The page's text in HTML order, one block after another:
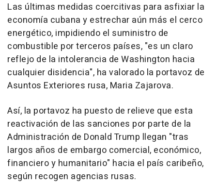
Las últimas medidas coercitivas para asfixiar la
economía cubana y estrechar aún más el cerco
energético, impidiendo el suministro de
combustible por terceros países, "es un claro
reflejo de la intolerancia de Washington hacia
cualquier disidencia", ha valorado la portavoz de
Asuntos Exteriores rusa, Maria Zajarova.
Así, la portavoz ha puesto de relieve que esta
reactivación de las sanciones por parte de la
Administración de Donald Trump llegan "tras
largos años de embargo comercial, económico,
financiero y humanitario" hacia el país caribeño,
según recogen agencias rusas.